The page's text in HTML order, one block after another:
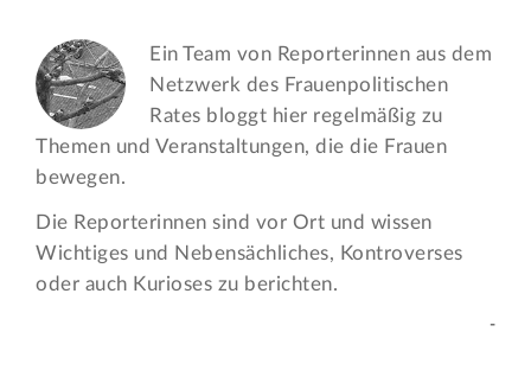
Ein Team von Reporterinnen aus dem
Netzwerk des Frauen­politischen
Rates bloggt hier regelmäßig zu
Themen und Veran­staltungen, die die Frauen
bewegen.
Die Reporterinnen sind vor Ort und wissen
Wichtiges und Nebensächliches, Kontroverses
oder auch Kurioses zu berichten.
-